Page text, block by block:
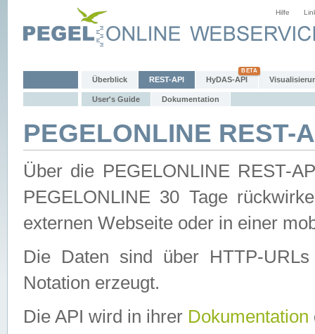
Hilfe
Überblick REST-API HyDAS-API
User's Guide Dokumentation
PEGELONLINE REST-
Über die PEGELONLINE REST-
PEGELONLINE 30 Tage
externen Webseite oder in einer
Die Daten sind über HTTP-
Notation erzeugt.
Die API wird in ihrer Dokumentation